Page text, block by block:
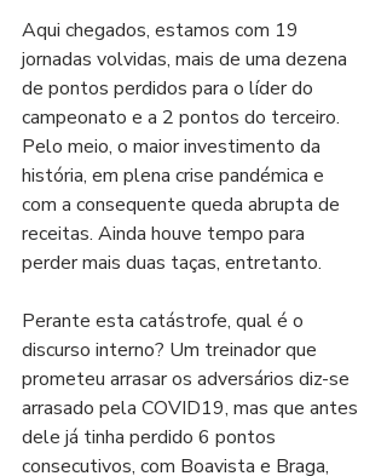
Aqui chegados, estamos com 19
jornadas volvidas, mais de uma dezena
de pontos perdidos para o líder do
campeonato e a 2 pontos do terceiro.
Pelo meio, o maior investimento da
história, em plena crise pandémica e
com a consequente queda abrupta de
receitas. Ainda houve tempo para
perder mais duas taças, entretanto.
Perante esta catástrofe, qual é o
discurso interno? Um treinador que
prometeu arrasar os adversários diz-se
arrasado pela COVID19, mas que antes
dele já tinha perdido 6 pontos
consecutivos, com Boavista e Braga,